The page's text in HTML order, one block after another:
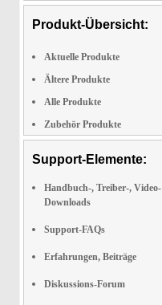
Produkt-Übersicht:
Aktuelle Produkte
Ältere Produkte
Alle Produkte
Zubehör Produkte
Support-Elemente:
Handbuch-, Treiber-, Video-
Downloads
Support-FAQs
Erfahrungen, Beiträge
Diskussions-Forum